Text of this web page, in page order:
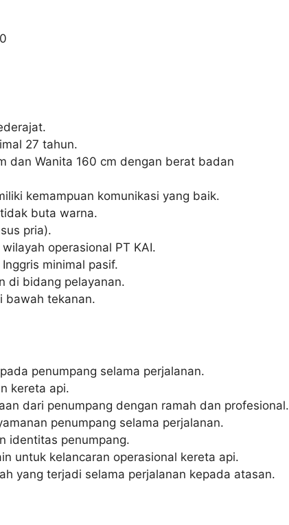
27 tahun.
dan Wanita 160 cm dengan berat badan
kemampuan komunikasi yang baik.
buta warna.
pria).
operasional PT KAI.
minimal pasif.
di bidang pelayanan.
bawah tekanan.
penumpang selama perjalanan.
kereta api.
dari penumpang dengan ramah dan profesional.
penumpang selama perjalanan.
identitas penumpang.
untuk kelancaran operasional kereta api.
yang terjadi selama perjalanan kepada atasan.